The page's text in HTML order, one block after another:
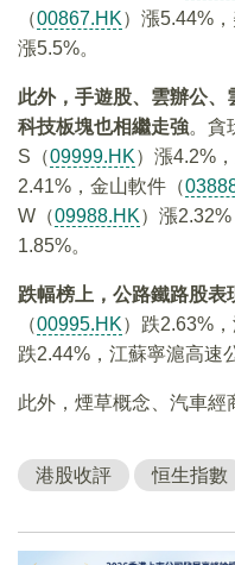
（00867.HK）漲5.44%
漲5.5%。
此外，手遊股、雲辦公
科技板塊也相繼走強。貪
S（09999.HK）漲4.2%
2.41%，金山軟件（
W（09988.HK）漲
1.85%。
跌幅榜上，公路鐵路股表
（00995.HK）跌2.63%
跌2.44%，江蘇寧滬高速
此外，煙草概念、汽車經
港股收評 恒生指數